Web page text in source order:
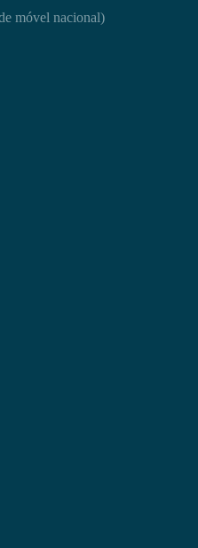
móvel nacional)